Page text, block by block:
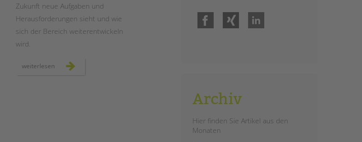
Zukunft neue Aufgaben und
Herausforderungen sieht und wie
sich der Bereich weiterentwickeln
wird.
weiterlesen herausforderungen
Facebook
Archiv
Hier finden Sie Artikel aus den
Monaten